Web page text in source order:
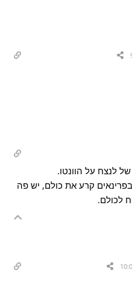
לנצח על הוונטו.
בפרינאים קרע את כולם, יש פה
לכולם.